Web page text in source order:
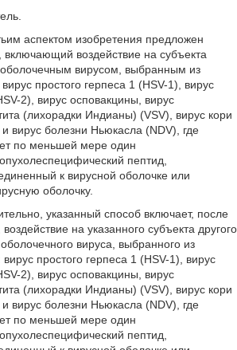
аспектом изобретения предложен
включающий воздействие на субъекта
вирусом, выбранным из
простого герпеса 1 (HSV-1), вирус
2), вирус осповакцины, вирус
(лихорадки Индианы) (VSV), вирус кори
вирус болезни Hьюкасла (NDV), где
по меньшей мере один
пептид,
к вирусной оболочке или
оболочку.
указанный способ включает, после
на указанного субъекта другого
вируса, выбранного из
простого герпеса 1 (HSV-1), вирус
2), вирус осповакцины, вирус
(лихорадки Индианы) (VSV), вирус кори
вирус болезни Ньюкасла (NDV), где
по меньшей мере один
пептид,